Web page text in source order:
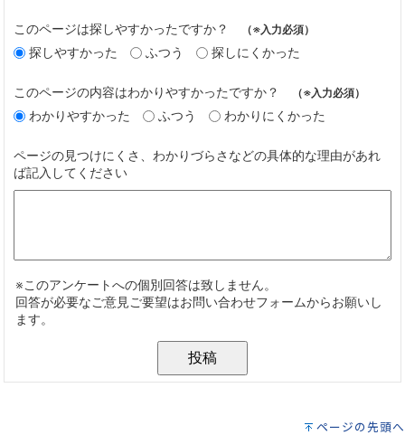
ページの先頭へ